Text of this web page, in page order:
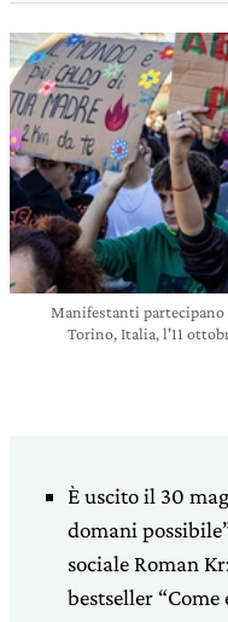
Manifestanti
Torino, Italia, l'11
È uscito il 30
domani
sociale Roman
bestseller “Come